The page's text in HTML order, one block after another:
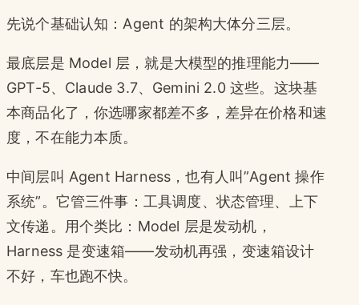
先说个基础认知：Agent 的架构大体分三层。
最底层是 Model 层，就是大模型的推理能力——
GPT-5、Claude 3.7、Gemini 2.0 这些。这块基
本商品化了，你选哪家都差不多，差异在价格和速
度，不在能力本质。
中间层叫 Agent Harness，也有人叫”Agent 操作
系统”。它管三件事：工具调度、状态管理、上下
文传递。用个类比：Model 层是发动机，
Harness 是变速箱——发动机再强，变速箱设计
不好，车也跑不快。